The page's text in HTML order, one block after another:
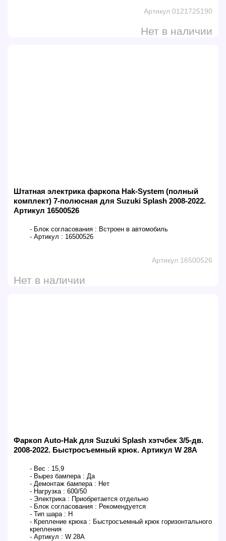
Артикул 0121725190
Нет в наличии
Штатная электрика фаркопа Hak-System (полный
комплект) 7-полюсная для Suzuki Splash 2008-2022.
Артикул 16500526
- Блок согласования : Встроен в автомобиль
- Артикул : 16500526
Артикул 16500526
Нет в наличии
Фаркоп Auto-Hak для Suzuki Splash хэтчбек 3/5-дв.
2008-2022. Быстросъемный крюк. Артикул W 28A
- Вес : 15,9
- Вырез бампера : Да
- Демонтаж бампера : Нет
- Нагрузка : 600/50
- Электрика : Приобретается отдельно
- Блок согласования : Рекомендуется
- Тип шара : H
- Крепление крюка : Быстросъемный крюк горизонтального
крепления
- Артикул : W 28A